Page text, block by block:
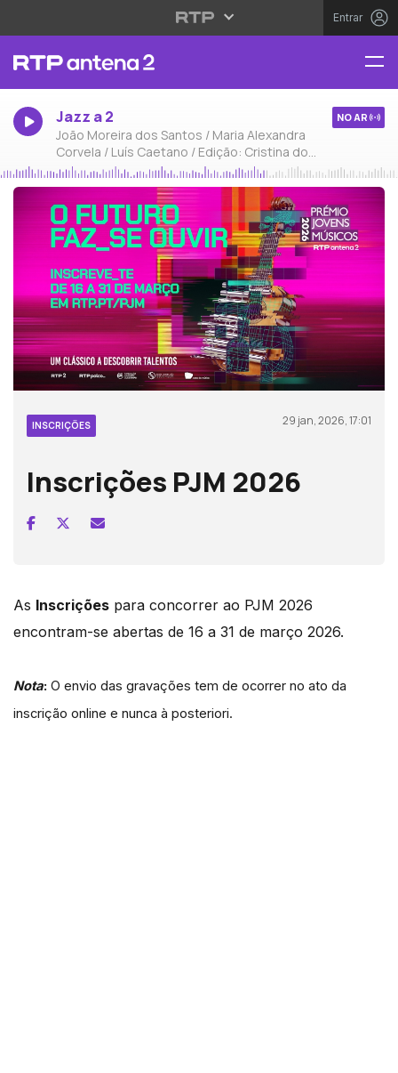
Entrar
Jazz a 2
João Moreira dos Santos / Maria Alexandra
Corvela / Luís Caetano / Edição: Cristina do
Carmo
NO AR
INSCRIÇÕES 29 jan, 2026, 17:01
Inscrições PJM 2026
As Inscrições para concorrer ao PJM 2026
encontram-se abertas de 16 a 31 de março 2026.
Nota: O envio das gravações tem de ocorrer no ato da
inscrição online e nunca à posteriori.